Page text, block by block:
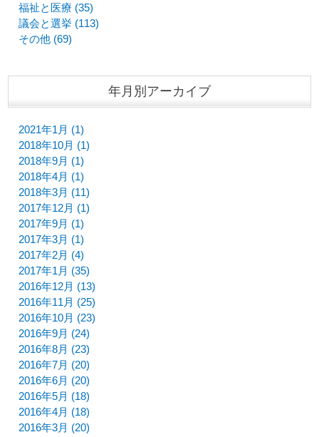
福祉と医療 (35)
議会と選挙 (113)
その他 (69)
年月別アーカイブ
2021年1月 (1)
2018年10月 (1)
2018年9月 (1)
2018年4月 (1)
2018年3月 (11)
2017年12月 (1)
2017年9月 (1)
2017年3月 (1)
2017年2月 (4)
2017年1月 (35)
2016年12月 (13)
2016年11月 (25)
2016年10月 (23)
2016年9月 (24)
2016年8月 (23)
2016年7月 (20)
2016年6月 (20)
2016年5月 (18)
2016年4月 (18)
2016年3月 (20)